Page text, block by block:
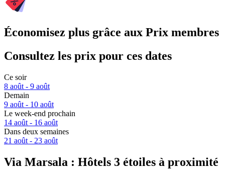
Économisez plus grâce aux Prix membres
Consultez les prix pour ces dates
Ce soir
8 août - 9 août
Demain
9 août - 10 août
Le week-end prochain
14 août - 16 août
Dans deux semaines
21 août - 23 août
Via Marsala : Hôtels 3 étoiles à proximité